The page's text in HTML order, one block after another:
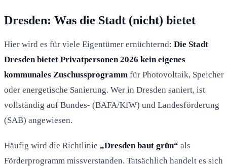
Dresden: Was die Stadt (nicht) bietet
Hier wird es für viele Eigentümer ernüchternd: Die Stadt
Dresden bietet Privatpersonen 2026 kein eigenes
kommunales Zuschussprogramm für Photovoltaik, Speicher
oder energetische Sanierung. Wer in Dresden saniert, ist
vollständig auf Bundes- (BAFA/KfW) und Landesförderung
(SAB) angewiesen.
Häufig wird die Richtlinie „Dresden baut grün“ als
Förderprogramm missverstanden. Tatsächlich handelt es sich